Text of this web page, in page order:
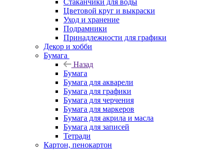
Стаканчики для воды
Цветовой круг и выкраски
Уход и хранение
Подрамники
Принадлежности для графики
Декор и хобби
Бумага
Назад
Бумага
Бумага для акварели
Бумага для графики
Бумага для черчения
Бумага для маркеров
Бумага для акрила и масла
Бумага для записей
Тетради
Картон, пенокартон